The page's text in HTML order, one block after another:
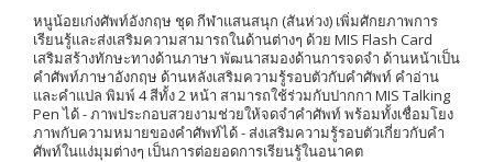
หนูน้อยเก่งศัพท์อังกฤษ ชุด กีฬาแสนสนุก (สันห่วง) เพิ่มศักยภาพการ
เรียนรู้และส่งเสริมความสามารถในด้านต่างๆ ด้วย MIS Flash Card
เสริมสร้างทักษะทางด้านภาษา พัฒนาสมองด้านการจดจำ ด้านหน้าเป็น
คำศัพท์ภาษาอังกฤษ ด้านหลังเสริมความรู้รอบตัวกับคำศัพท์ คำอ่าน
และคำแปล พิมพ์ 4 สีทั้ง 2 หน้า สามารถใช้ร่วมกับปากกา MIS Talking
Pen ได้ - ภาพประกอบสวยงามช่วยให้จดจำคำศัพท์ พร้อมทั้งเชื่อมโยง
ภาพกับความหมายของคำศัพท์ได้ - ส่งเสริมความรู้รอบตัวเกี่ยวกับคำ
ศัพท์ในแง่มุมต่างๆ เป็นการต่อยอดการเรียนรู้ในอนาคต